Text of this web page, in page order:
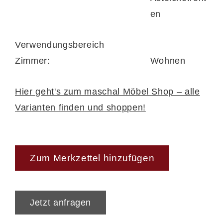
en
Verwendungsbereich
Zimmer:
Wohnen
Hier geht's zum maschal Möbel Shop – alle
Varianten finden und shoppen!
Zum Merkzettel hinzufügen
Jetzt anfragen